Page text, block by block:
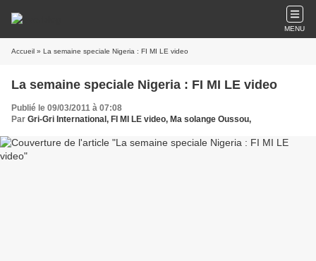
MENU
Accueil » La semaine speciale Nigeria : FI MI LE video
La semaine speciale Nigeria : FI MI LE video
Publié le 09/03/2011 à 07:08
Par Gri-Gri International, FI MI LE video, Ma solange Oussou,